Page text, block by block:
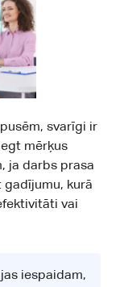
svarīgi ir
mērķus
ja darbs prasa
gadījumu, kurā
vai
iespaidam,